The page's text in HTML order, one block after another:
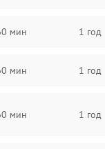
мин 1 год
мин 1 год
мин 1 год